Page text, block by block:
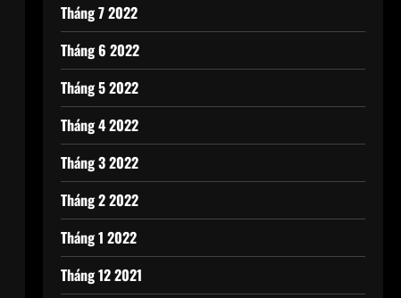
Tháng 7 2022
Tháng 6 2022
Tháng 5 2022
Tháng 4 2022
Tháng 3 2022
Tháng 2 2022
Tháng 1 2022
Tháng 12 2021